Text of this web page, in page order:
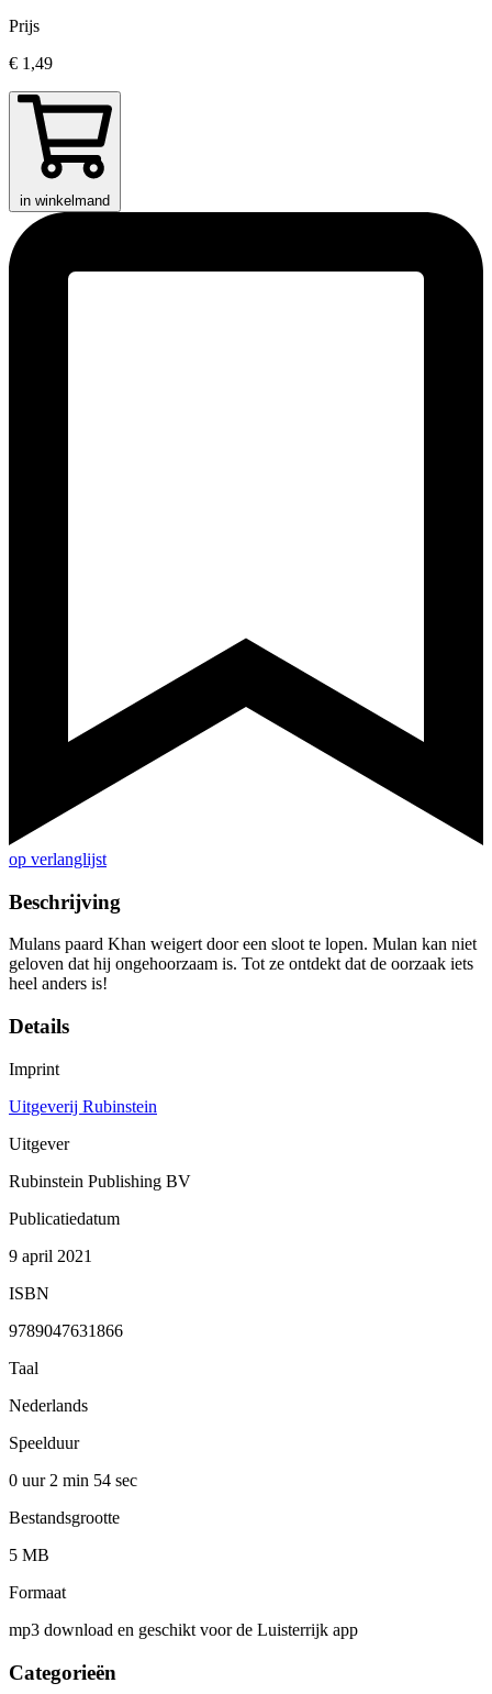
Prijs
€ 1,49
in winkelmand
op verlanglijst
Beschrijving
Mulans paard Khan weigert door een sloot te lopen. Mulan kan niet
geloven dat hij ongehoorzaam is. Tot ze ontdekt dat de oorzaak iets
heel anders is!
Details
Imprint
Uitgeverij Rubinstein
Uitgever
Rubinstein Publishing BV
Publicatiedatum
9 april 2021
ISBN
9789047631866
Taal
Nederlands
Speelduur
0 uur 2 min 54 sec
Bestandsgrootte
5 MB
Formaat
mp3 download en geschikt voor de Luisterrijk app
Categorieën